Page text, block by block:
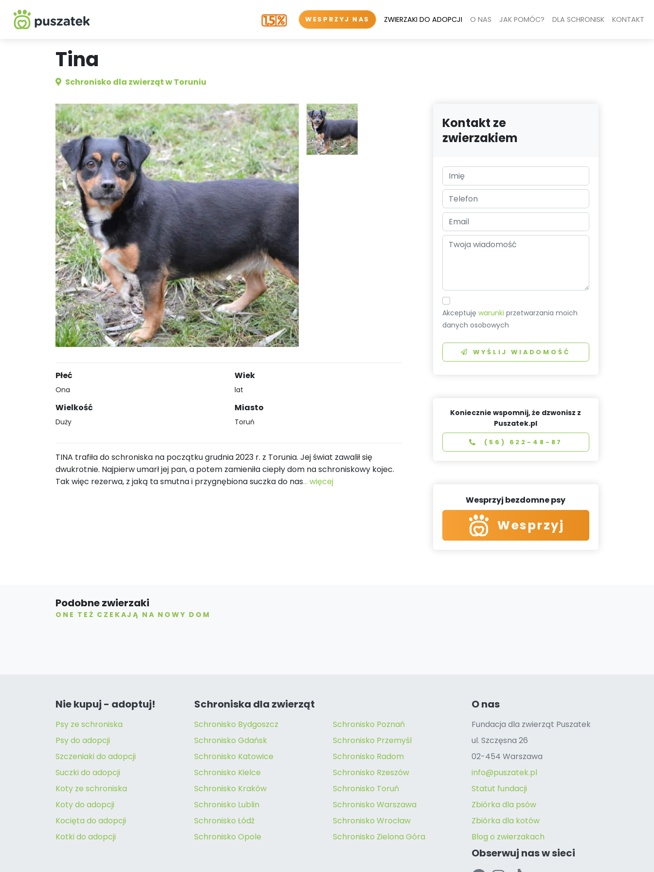
WESPRZYJ NAS ZWIERZAKI DO ADOPCJI O NAS JAK POMÓC? DLA SCHRONISK KONTAKT
Tina
Schronisko dla zwierząt w Toruniu
Płeć
Ona
Wielkość
Duży
Wiek
lat
Miasto
Toruń
TINA trafiła do schroniska na początku grudnia 2023 r. z Torunia. Jej świat zawalił się
dwukrotnie. Najpierw umarł jej pan, a potem zamieniła ciepły dom na schroniskowy kojec.
Tak więc rezerwa, z jaką ta smutna i przygnębiona suczka do nas... więcej
Kontakt ze
zwierzakiem
Akceptujęwarunki przetwarzania moich
danych osobowych
WYŚLIJ WIADOMOŚĆ
Koniecznie wspomnij, że dzwonisz z
Puszatek.pl
(56) 622-48-87
Wesprzyj bezdomne psy
Wesprzyj
Podobne zwierzaki
ONE TEŻ CZEKAJĄ NA NOWY DOM
Nie kupuj - adoptuj!
Psy ze schroniska
Psy do adopcji
Szczeniaki do adopcji
Suczki do adopcji
Koty ze schroniska
Koty do adopcji
Kocięta do adopcji
Kotki do adopcji
Schroniska dla zwierząt
Schronisko Bydgoszcz
Schronisko Gdańsk
Schronisko Katowice
Schronisko Kielce
Schronisko Kraków
Schronisko Lublin
Schronisko Łódź
Schronisko Opole
Schronisko Poznań
Schronisko Przemyśl
Schronisko Radom
Schronisko Rzeszów
Schronisko Toruń
Schronisko Warszawa
Schronisko Wrocław
Schronisko Zielona Góra
O nas
Fundacja dla zwierząt Puszatek
ul. Szczęsna 26
02-454 Warszawa
info@puszatek.pl
Statut fundacji
Zbiórka dla psów
Zbiórka dla kotów
Blog o zwierzakach
Obserwuj nas w sieci